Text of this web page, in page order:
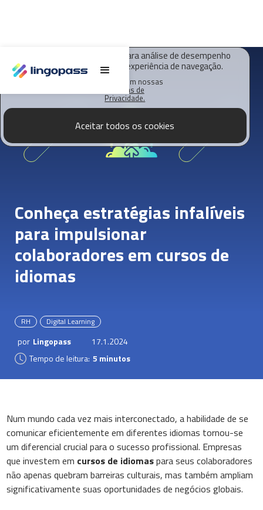
O Lingopass utiliza cookies para análise de desempenho
deste site e melhorar sua experiência de navegação.
Saiba mais em nossas
Políticas de
Privacidade.
Aceitar todos os cookies
Conheça estratégias infalíveis
para impulsionar
colaboradores em cursos de
idiomas
RH Digital Learning
por Lingopass
17.1.2024
Tempo de leitura: 5 minutos
Num mundo cada vez mais interconectado, a habilidade de se
comunicar eficientemente em diferentes idiomas tornou-se
um diferencial crucial para o sucesso profissional. Empresas
que investem em cursos de idiomaspara seus colaboradores
não apenas quebram barreiras culturais, mas também ampliam
significativamente suas oportunidades de negócios globais.